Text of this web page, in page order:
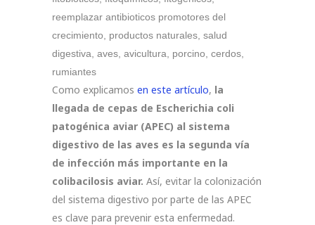
Como explicamos en este artículo, la
llegada de cepas de Escherichia coli
patogénica aviar (APEC) al sistema
digestivo de las aves es la segunda vía
de infección más importante en la
colibacilosis aviar. Así, evitar la colonización
del sistema digestivo por parte de las APEC
es clave para prevenir esta enfermedad.